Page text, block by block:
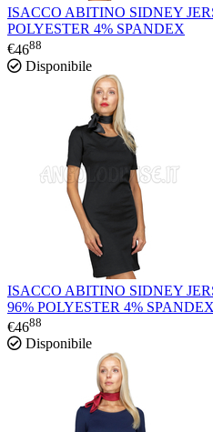
ISACCO ABITINO SIDNEY
POLYESTER 4% SPANDEX
€4688
Disponibile
ISACCO ABITINO SIDNEY
96% POLYESTER 4% SPANDEX
€4688
Disponibile